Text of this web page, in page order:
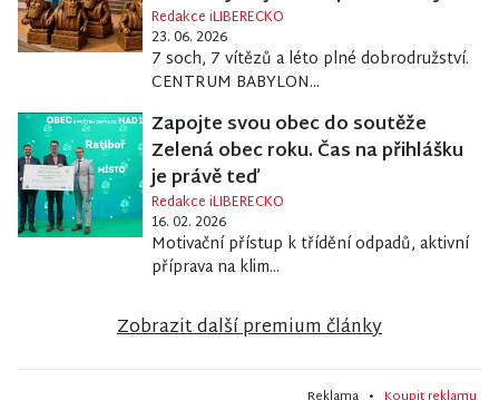
Redakce iLIBERECKO
23. 06. 2026
7 soch, 7 vítězů a léto plné dobrodružství.
CENTRUM BABYLON...
Zapojte svou obec do soutěže
Zelená obec roku. Čas na přihlášku
je právě teď
Redakce iLIBERECKO
16. 02. 2026
Motivační přístup k třídění odpadů, aktivní
příprava na klim...
Zobrazit další premium články